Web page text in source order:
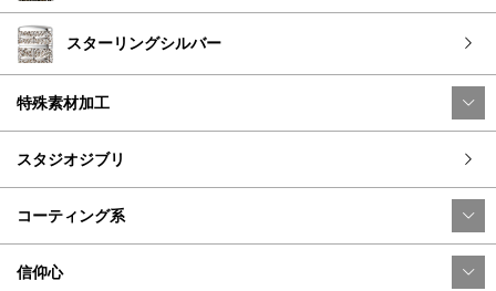
スターリングシルバー
特殊素材加工
スタジオジブリ
コーティング系
信仰心